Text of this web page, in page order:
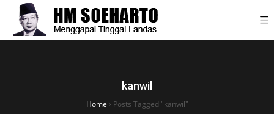
kanwil
Home › Posts Tagged "kanwil"